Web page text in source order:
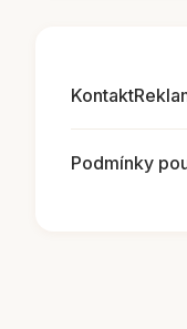
Kontakt
Podmínky